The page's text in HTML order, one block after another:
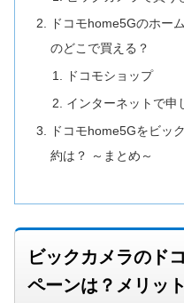
ドコモhome5Gのホー
のどこで買える？
ドコモショップ
インターネットで申
ドコモhome5Gをビッ
約は？ ～まとめ～
ビックカメラのド
ペーンは？メリッ